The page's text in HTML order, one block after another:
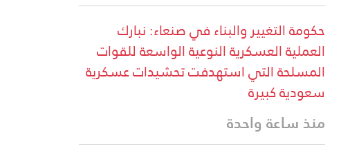
حكومة التغيير والبناء في صنعاء: نبارك
العملية العسكرية النوعية الواسعة للقوات
المسلحة التي استهدفت تحشيدات عسكرية
سعودية كبيرة
منذ ساعة واحدة